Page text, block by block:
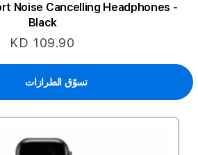
Noise Cancelling Headphones -
Black
KD 109.90
تسوّق الطرازات